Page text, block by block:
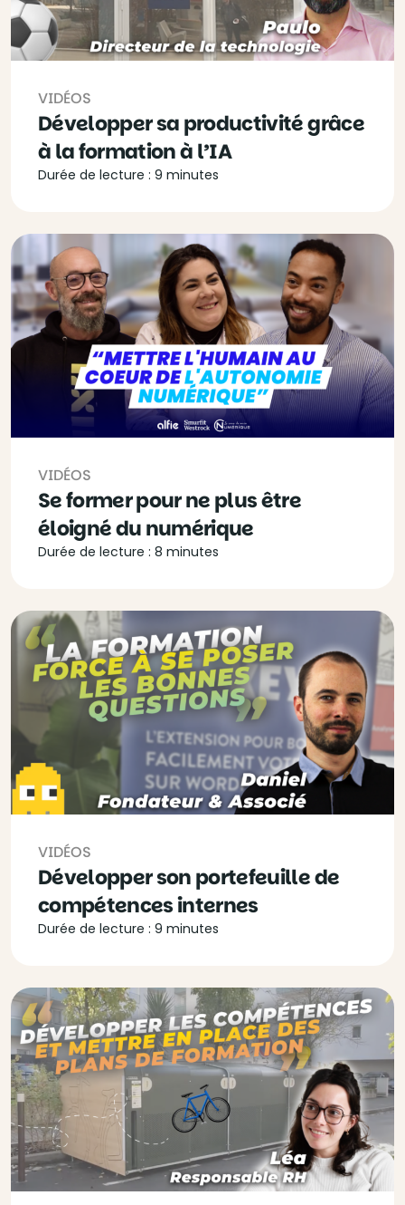
VIDÉOS
Développer sa productivité grâce
à la formation à l’IA
Durée de lecture : 9 minutes
VIDÉOS
Se former pour ne plus être
éloigné du numérique
Durée de lecture : 8 minutes
VIDÉOS
Développer son portefeuille de
compétences internes
Durée de lecture : 9 minutes